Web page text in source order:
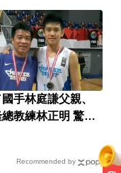
手林庭謙父親、
教練林正明 驚傳
Recommended by